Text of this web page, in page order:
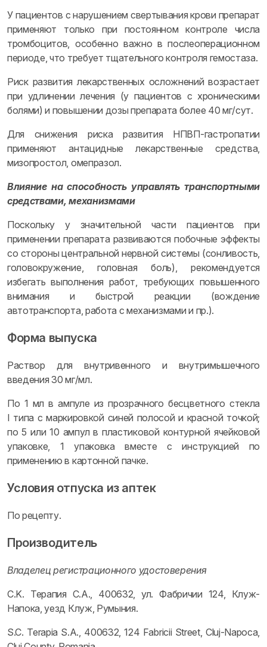
У пациентов с нарушением свертывания крови препарат
применяют только при постоянном контроле числа
тромбоцитов, особенно важно в послеоперационном
периоде, что требует тщательного контроля гемостаза.
Риск развития лекарственных осложнений возрастает
при удлинении лечения (у пациентов с хроническими
болями) и повышении дозы препарата более 40 мг/сут.
Для снижения риска развития НПВП-гастропатии
применяют антацидные лекарственные средства,
мизопростол, омепразол.
Влияние на способность управлять транспортными
средствами, механизмами
Поскольку у значительной части пациентов при
применении препарата развиваются побочные эффекты
со стороны центральной нервной системы (сонливость,
головокружение, головная боль), рекомендуется
избегать выполнения работ, требующих повышенного
внимания и быстрой реакции (вождение
автотранспорта, работа с механизмами и пр.).
Форма выпуска
Раствор для внутривенного и внутримышечного
введения 30 мг/мл.
По 1 мл в ампуле из прозрачного бесцветного стекла
I типа с маркировкой синей полосой и красной точкой;
по 5 или 10 ампул в пластиковой контурной ячейковой
упаковке, 1 упаковка вместе с инструкцией по
применению в картонной пачке.
Условия отпуска из аптек
По рецепту.
Производитель
Владелец регистрационного удостоверения
C.K. Терапия C.A., 400632, ул. Фабричии 124, Клуж-
Напока, уезд Клуж, Румыния.
S.C. Terapia S.A., 400632, 124 Fabricii Street, Cluj-Napoca,